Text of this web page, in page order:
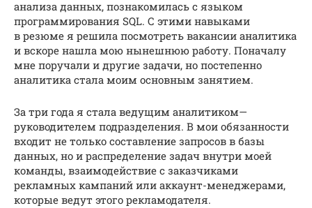
анализа данных, познакомилась с языком
программирования SQL. С этими навыками
в резюме я решила посмотреть вакансии аналитика
и вскоре нашла мою нынешнюю работу. Поначалу
мне поручали и другие задачи, но постепенно
аналитика стала моим основным занятием.
За три года я стала ведущим аналитиком—
руководителем подразделения. В мои обязанности
входит не только составление запросов в базы
данных, но и распределение задач внутри моей
команды, взаимодействие с заказчиками
рекламных кампаний или аккаунт-менеджерами,
которые ведут этого рекламодателя.